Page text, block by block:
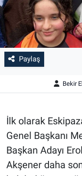
Paylaş
Bekir
İlk olarak
Genel Başkanı
Başkan Adayı
Akşener daha